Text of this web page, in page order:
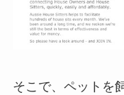
そこで、ペットを